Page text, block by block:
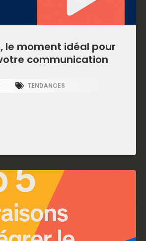
le moment idéal pour
communication
TENDANCES